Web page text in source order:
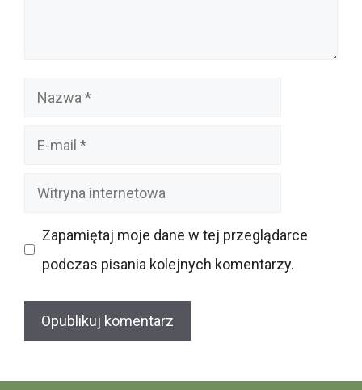
Nazwa
Witryna
Zapamiętaj moje dane w tej przeglądarce
podczas pisania kolejnych komentarzy.